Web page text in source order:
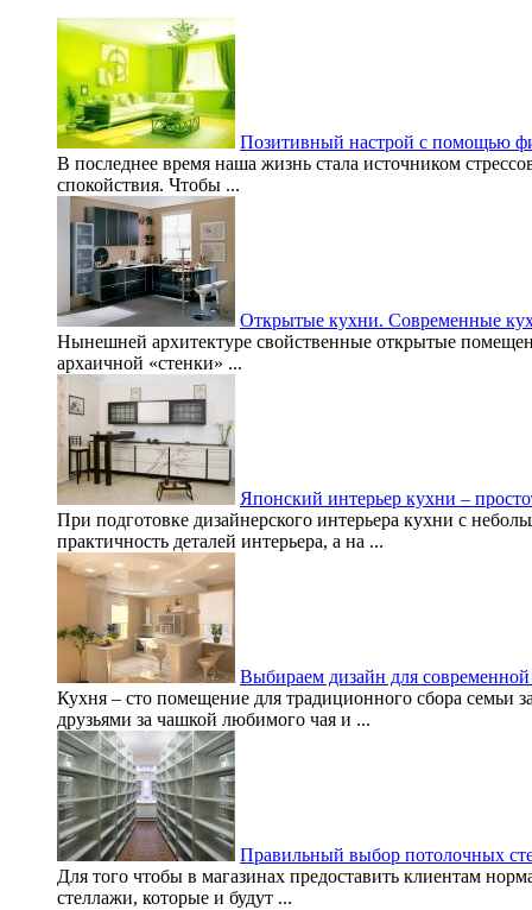
Позитивный настрой с помощью
В последнее время наша жизнь стала источником
спокойствия. Чтобы ...
Открытые кухни. Современные
Нынешней архитектуре свойственные открытые
архаичной «стенки» ...
Японский интерьер кухни –
При подготовке дизайнерского интерьера кухни с
практичность деталей интерьера, а на ...
Выбираем дизайн для
Кухня – сто помещение для традиционного сбора семьи
друзьями за чашкой любимого чая и ...
Правильный выбор потолочных
Для того чтобы в магазинах предоставить клиентам
стеллажи, которые и будут ...